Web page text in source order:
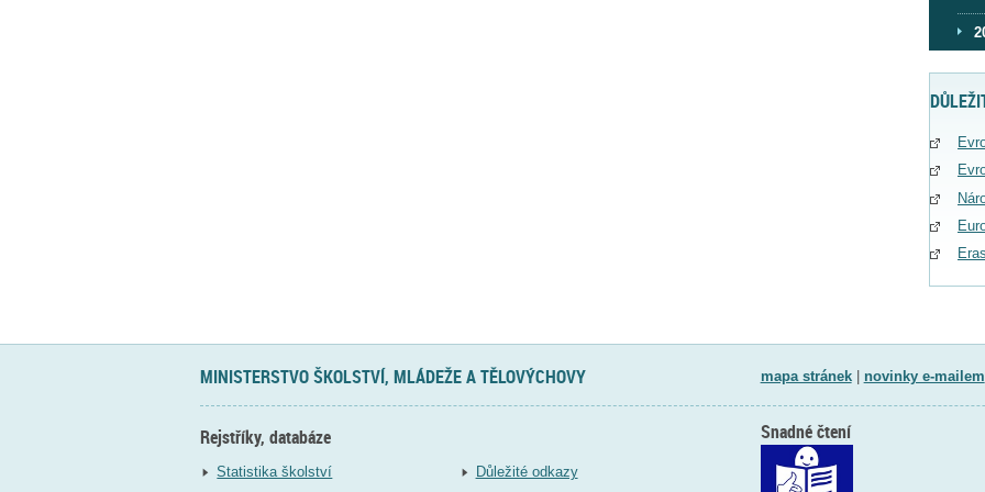
MINISTERSTVO ŠKOLSTVÍ, MLÁDEŽE A TĚLOVÝCHOVY mapa stránek| novinky e-mailem
Rejstříky, databáze
Statistika školství Důležité odkazy
Snadné čtení